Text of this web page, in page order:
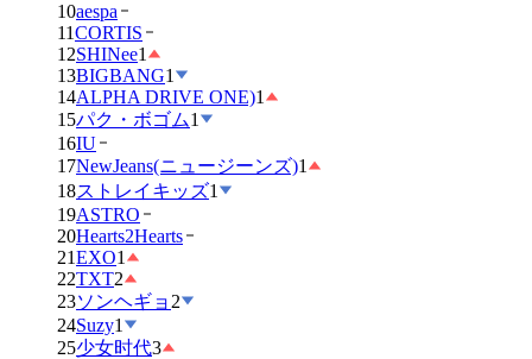
10aespa
11CORTIS
12SHINee1
13BIGBANG1
14ALPHA DRIVE ONE)1
15パク・ボゴム1
16IU
17NewJeans(ニュージーンズ)1
18ストレイキッズ1
19ASTRO
20Hearts2Hearts
21EXO1
22TXT2
23ソンヘギョ 2
24Suzy1
25少女时代3